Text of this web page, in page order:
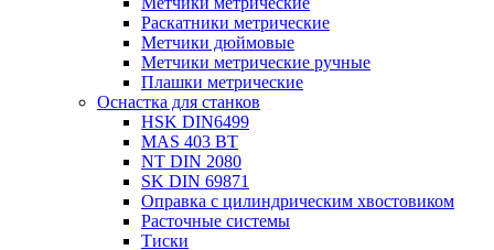
Раскатники метрические
Метчики дюймовые
Метчики метрические ручные
Плашки метрические
Оснастка для станков
HSK DIN6499
MAS 403 BT
NT DIN 2080
SK DIN 69871
Оправка с цилиндрическим хвостовиком
Расточные системы
Тиски